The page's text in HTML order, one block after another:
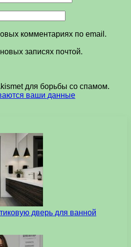
комментариях по email.
записях почтой.
для борьбы со спамом.
ваши данные
дверь для ванной